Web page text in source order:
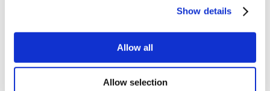
Show details
Allow all
Allow selection
Masterpiece Hospital
Kamol Cosmetic Hospital